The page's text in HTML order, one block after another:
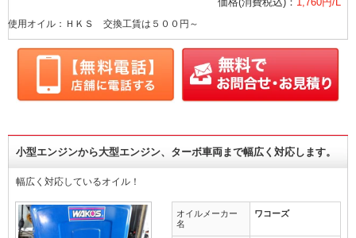
使用オイル：ＨＫＳ 交換工賃は５００円～
小型エンジンから大型エンジン、ターボ車両まで幅広く対応します。
幅広く対応しているオイル！
オイルメーカー
名
ワコーズ